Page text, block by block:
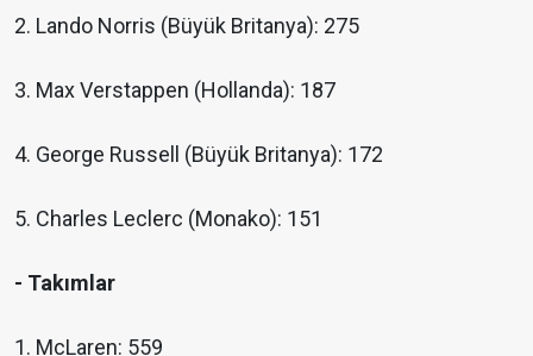
2. Lando Norris (Büyük Britanya): 275
3. Max Verstappen (Hollanda): 187
4. George Russell (Büyük Britanya): 172
5. Charles Leclerc (Monako): 151
- Takımlar
1. McLaren: 559